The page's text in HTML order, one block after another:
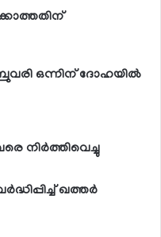
ഒന്നിന് ദോഹയില്‍
നിര്‍ത്തിവെച്ചു
ഖത്തര്‍